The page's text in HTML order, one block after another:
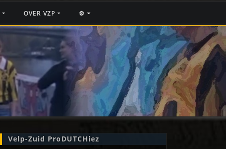
OVER VZP ⚙️
Velp-Zuid ProDUTCHiez